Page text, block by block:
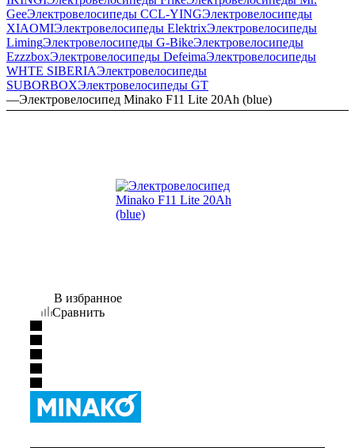
GeeЭлектровелосипеды CCL-YINGЭлектровелосипеды
XIAOMIЭлектровелосипеды ElektrixЭлектровелосипеды
LimingЭлектровелосипеды G-BikeЭлектровелосипеды
EzzzboxЭлектровелосипеды DefeimaЭлектровелосипеды
WHTE SIBERIAЭлектровелосипеды
SUBORBOXЭлектровелосипеды GT
—Электровелосипед Minako F11 Lite 20Ah (blue)
В избранное
Сравнить